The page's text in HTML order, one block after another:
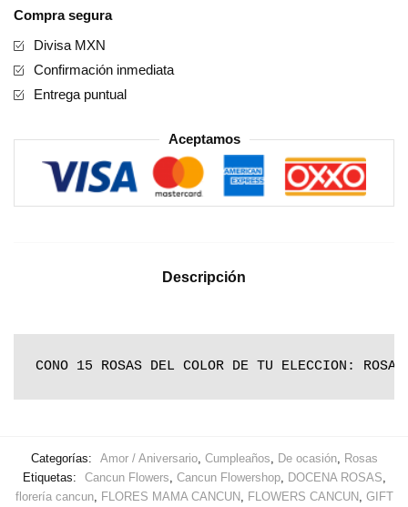
Compra segura
Divisa MXN
Confirmación inmediata
Entrega puntual
Aceptamos
Descripción
CONO 15 ROSAS DEL COLOR DE TU ELECCION:
Categorías: Amor / Aniversario, Cumpleaños De ocasión, Rosas
Etiquetas:
Cancun Flowers Cancun Flowershop, DOCENA ROSAS
florería cancun, FLORES MAMA CANCUN, FLOWERS CANCUN, GIFT